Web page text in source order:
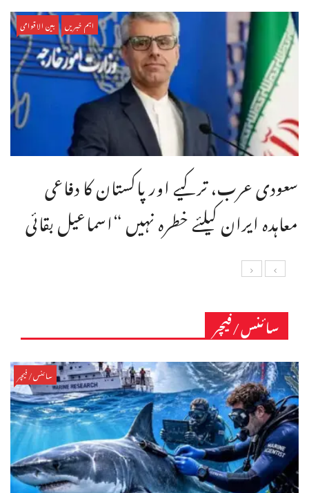
اہم خبریں بین الاقوامی
سعودی عرب، ترکیے اور پاکستان کا دفاعی
معاہدہ ایران کیلئے خطرہ نہیں “اسماعیل بقائی
سائنس/فیچر
سائنس/فیچر